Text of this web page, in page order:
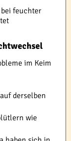
feuchter
im Keim
derselben
wie